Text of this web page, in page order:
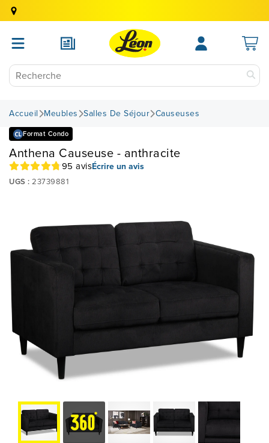
Accueil Meubles Salles De Séjour Causeuses
Format Condo
Anthena Causeuse - anthracite
95 avisÉcrire un avis
UGS : 23739881